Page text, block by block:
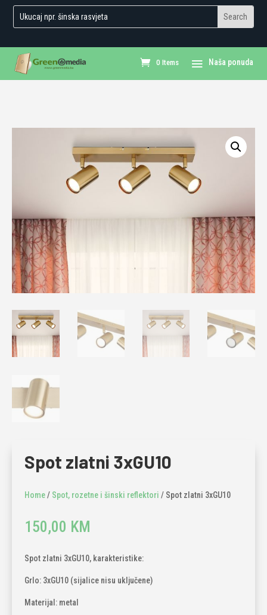
0 Items
Spot zlatni 3xGU10
Home/ Spot, rozetne i šinski reflektori / Spot zlatni 3xGU10
150,00 KM
Spot zlatni 3xGU10, karakteristike:
Grlo: 3xGU10 (sijalice nisu uključene)
Materijal: metal